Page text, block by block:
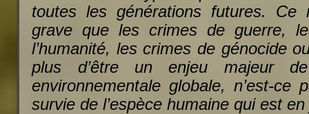
toutes les générations futures. Ce
grave que les crimes de guerre,
l’humanité, les crimes de génocide
plus d’être un enjeu majeur
environnementale globale, n’est-ce
survie de l’espèce humaine qui est